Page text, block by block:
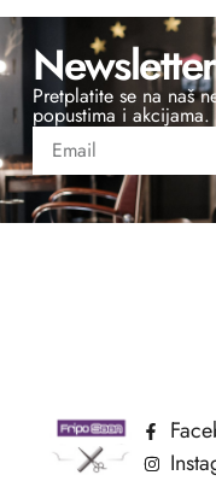
Newsletter
Pretplatite se na naš
popustima i akcijama.